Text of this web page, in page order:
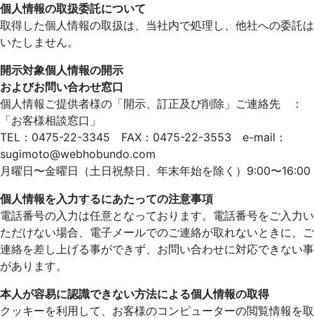
個人情報の取扱委託について
取得した個人情報の取扱は、当社内で処理し、他社への委託は
いたしません。
開示対象個人情報の開示
およびお問い合わせ窓口
個人情報ご提供者様の「開示、訂正及び削除」ご連絡先 ：
「お客様相談窓口」
TEL：0475-22-3345 FAX：0475-22-3553 e-mail：
sugimoto@webhobundo.com
月曜日〜金曜日（土日祝祭日、年末年始を除く）9:00〜16:00
個人情報を入力するにあたっての注意事項
電話番号の入力は任意となっております。電話番号をご入力い
ただけない場合、電子メールでのご連絡が取れないときに、ご
連絡を差し上げる事ができず、お問い合わせに対応できない事
があります。
本人が容易に認識できない方法による個人情報の取得
クッキーを利用して、お客様のコンピューターの閲覧情報を取